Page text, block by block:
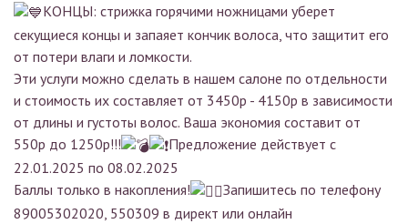
КОНЦЫ: стрижка горячими ножницами уберет
секущиеся концы и запаяет кончик волоса, что защитит его
от потери влаги и ломкости.
Эти услуги можно сделать в нашем салоне по отдельности
и стоимость их составляет от 3450р - 4150р в зависимости
от длины и густоты волос. Ваша экономия составит от
550р до 1250р!!!
Предложение действует с
22.01.2025 по 08.02.2025
Баллы только в накопления!
Запишитесь по телефону
89005302020, 550309 в директ или онлайн